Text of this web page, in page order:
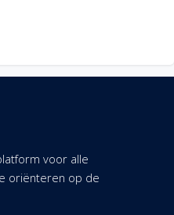
voor alle
oriënteren op de